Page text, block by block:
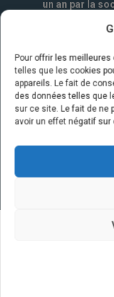
Pour offrir les
telles que les cookies
appareils. Le fait de
des données telles que
sur ce site. Le fait de ne
avoir un effet négatif
un an par la
Quelques
solaires :